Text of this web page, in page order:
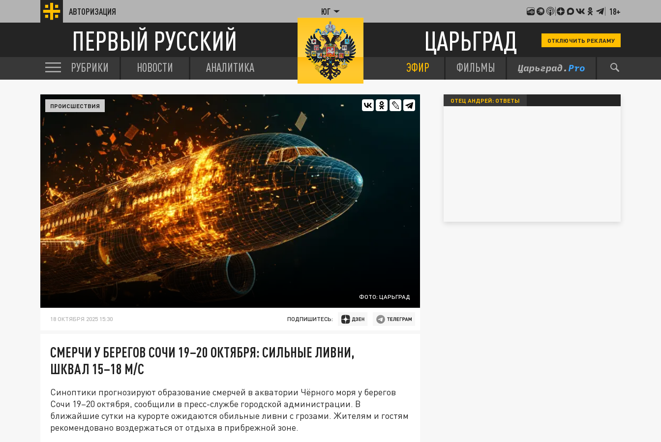
АВТОРИЗАЦИЯ ЮГ 18+
ПЕРВЫЙ РУССКИЙ ЦАРЬГРАД ОТКЛЮЧИТЬ РЕКЛАМУ
РУБРИКИ НОВОСТИ АНАЛИТИКА ЭФИР ФИЛЬМЫ
ФОТО: ЦАРЬГРАД
ПРОИСШЕСТВИЯ
18 ОКТЯБРЯ 2025 15:30 ПОДПИШИТЕСЬ:
СМЕРЧИ У БЕРЕГОВ СОЧИ 19–20 ОКТЯБРЯ: СИЛЬНЫЕ ЛИВНИ,
ШКВАЛ 15–18 М/С
Синоптики прогнозируют образование смерчей в акватории Чёрного моря у берегов
Сочи 19–20 октября, сообщили в пресс-службе городской администрации. В
ближайшие сутки на курорте ожидаются обильные ливни с грозами. Жителям и гостям
рекомендовано воздержаться от отдыха в прибрежной зоне.
ОТЕЦ АНДРЕЙ: ОТВЕТЫ